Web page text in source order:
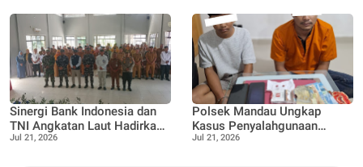
Resmikan
Sinergi Bank Indonesia dan
TNI Angkatan Laut Hadirkan
Ekspedisi Rupiah Berdaulat
Jul 21, 2026
Polsek Mandau Ungkap
Kasus Penyalahgunaan
Ekstasi, Dua Terduga
Jul 21, 2026